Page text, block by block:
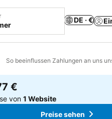
DE · €
So beeinflussen Zahlungen an uns
hinzufügen
€
von1 Website
Preise sehen